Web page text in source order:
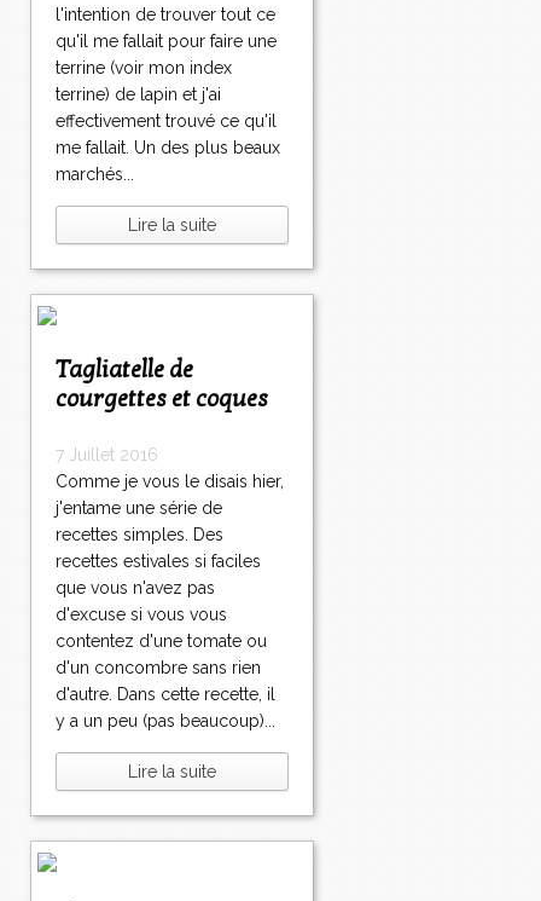
l'intention de trouver tout ce
qu'il me fallait pour faire une
terrine (voir mon index
terrine) de lapin et j'ai
effectivement trouvé ce qu'il
me fallait. Un des plus beaux
marchés...
Lire la suite
Tagliatelle de
courgettes et coques
7 Juillet 2016
Comme je vous le disais hier,
j'entame une série de
recettes simples. Des
recettes estivales si faciles
que vous n'avez pas
d'excuse si vous vous
contentez d'une tomate ou
d'un concombre sans rien
d'autre. Dans cette recette, il
y a un peu (pas beaucoup)...
Lire la suite